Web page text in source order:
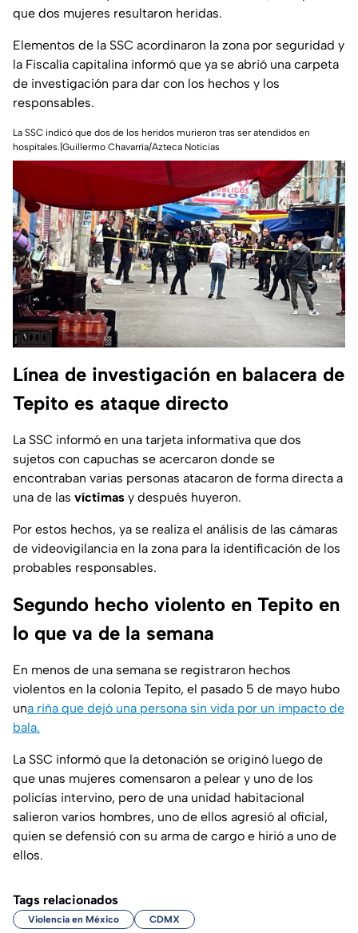
que dos mujeres resultaron heridas.
Elementos de la SSC acordinaron la zona por seguridad y
la Fiscalía capitalina informó que ya se abrió una carpeta
de investigación para dar con los hechos y los
responsables.
La SSC indicó que dos de los heridos murieron tras ser atendidos en
hospitales.|Guillermo Chavarría/Azteca Noticias
Línea de investigación en balacera de
Tepito es ataque directo
La SSC informó en una tarjeta informativa que dos
sujetos con capuchas se acercaron donde se
encontraban varias personas atacaron de forma directa a
una de las víctimas y después huyeron.
Por estos hechos, ya se realiza el análisis de las cámaras
de videovigilancia en la zona para la identificación de los
probables responsables.
Segundo hecho violento en Tepito en
lo que va de la semana
En menos de una semana se registraron hechos
violentos en la colonia Tepito, el pasado 5 de mayo hubo
una riña que dejó una persona sin vida por un impacto de
bala.
La SSC informó que la detonación se originó luego de
que unas mujeres comensaron a pelear y uno de los
policías intervino, pero de una unidad habitacional
salieron varios hombres, uno de ellos agresió al oficial,
quien se defensió con su arma de cargo e hirió a uno de
ellos.
Tags relacionados
Violencia en México CDMX